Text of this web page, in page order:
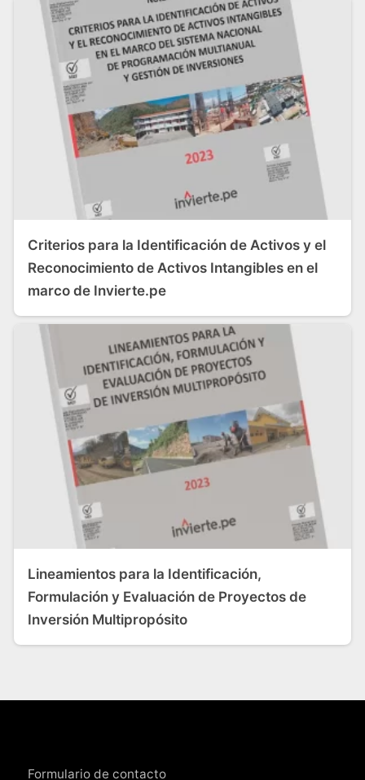
Criterios para la Identificación de Activos y el
Reconocimiento de Activos Intangibles en el
marco de Invierte.pe
Lineamientos para la Identificación,
Formulación y Evaluación de Proyectos de
Inversión Multipropósito
Formulario de contacto